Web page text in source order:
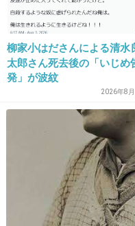
23. 匿名2015/05/14(木) 22:45:16
出て来るたび嫌いに
2015/05/14(木) 22:45:21
矢口はもう梅田と
柳家小はださんによる清水
太郎さん死去後の「いじめ
発」が波紋
2026年8月